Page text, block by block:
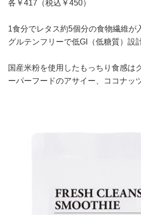
各￥417（税込￥450）
1食分でレタス約5個分の食物繊維が
グルテンフリーで低GI（低糖質）設計
国産米粉を使用したもっちり食感は
ーパーフードのアサイー、ココナッ